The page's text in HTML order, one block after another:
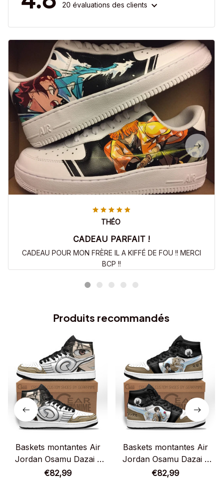
20 évaluations des clients
THÉO
CADEAU PARFAIT !
CADEAU POUR MON FRÈRE IL A KIFFÉ DE FOU !! MERCI
BCP !!
Produits recommandés
Baskets montantes Air
Jordan Osamu Dazai –
Chaussures montantes
€82,99
Baskets montantes Air
Jordan Osamu Dazai –
Chaussures montantes
€82,99